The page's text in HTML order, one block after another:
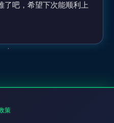
了吧，希望下次能顺利上
策